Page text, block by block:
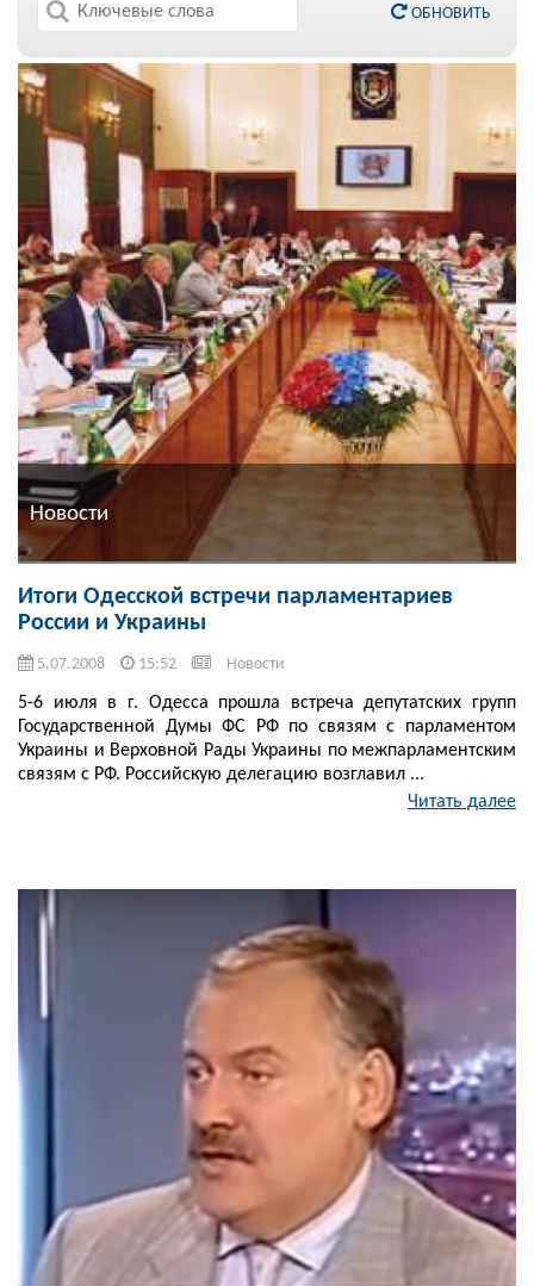
ОБНОВИТЬ
Новости
Итоги Одесской встречи парламентариев
России и Украины
5.07.2008 15:52 Новости
5-6 июля в г. Одесса прошла встреча депутатских групп
Государственной Думы ФС РФ по связям с парламентом
Украины и Верховной Рады Украины по межпарламентским
связям с РФ. Российскую делегацию возглавил ...
Читать далее